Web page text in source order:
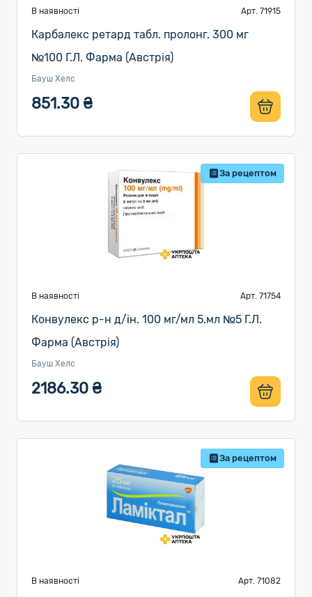
В наявності Арт. 71915
Карбалекс ретард табл. пролонг. 300 мг
№100 Г.Л. Фарма (Австрія)
Бауш Хелс
851.30 ₴
За рецептом
В наявності Арт. 71754
Конвулекс р-н д/ін. 100 мг/мл 5.мл №5 Г.Л.
Фарма (Австрія)
Бауш Хелс
2186.30 ₴
За рецептом
В наявності Арт. 71082